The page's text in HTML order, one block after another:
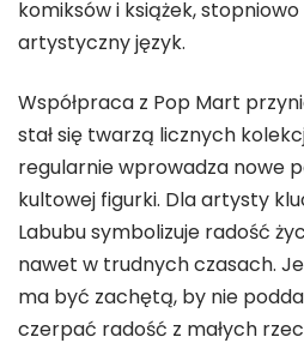
komiksów i książek, stopniowo
artystyczny język.
Współpraca z Pop Mart
stał się twarzą licznych
regularnie wprowadza nowe
kultowej figurki. Dla artysty
Labubu symbolizuje radość
nawet w trudnych czasach.
ma być zachętą, by nie
czerpać radość z małych